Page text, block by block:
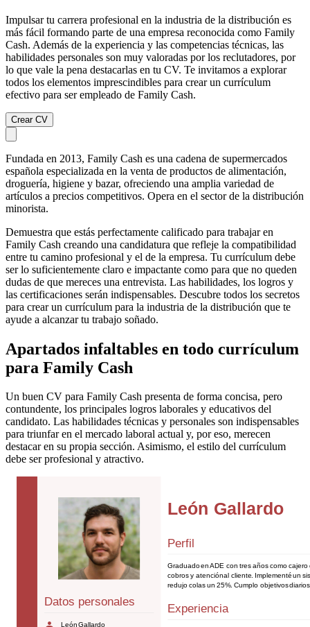
Impulsar tu carrera profesional en la industria de la distribución es
más fácil formando parte de una empresa reconocida como Family
Cash. Además de la experiencia y las competencias técnicas, las
habilidades personales son muy valoradas por los reclutadores, por
lo que vale la pena destacarlas en tu CV. Te invitamos a explorar
todos los elementos imprescindibles para crear un currículum
efectivo para ser empleado de Family Cash.
Crear CV
Fundada en 2013, Family Cash es una cadena de supermercados
española especializada en la venta de productos de alimentación,
droguería, higiene y bazar, ofreciendo una amplia variedad de
artículos a precios competitivos. Opera en el sector de la distribución
minorista.
Demuestra que estás perfectamente calificado para trabajar en
Family Cash creando una candidatura que refleje la compatibilidad
entre tu camino profesional y el de la empresa. Tu currículum debe
ser lo suficientemente claro e impactante como para que no queden
dudas de que mereces una entrevista. Las habilidades, los logros y
las certificaciones serán indispensables. Descubre todos los secretos
para crear un currículum para la industria de la distribución que te
ayude a alcanzar tu trabajo soñado.
Apartados infaltables en todo currículum
para Family Cash
Un buen CV para Family Cash presenta de forma concisa, pero
contundente, los principales logros laborales y educativos del
candidato. Las habilidades técnicas y personales son indispensables
para triunfar en el mercado laboral actual y, por eso, merecen
destacar en su propia sección. Asimismo, el estilo del currículum
debe ser profesional y atractivo.